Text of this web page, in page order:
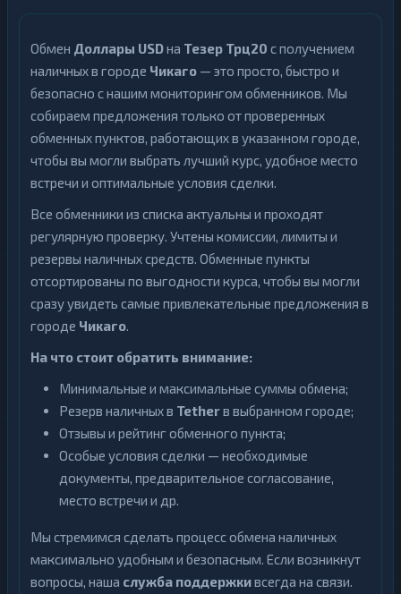
Обмен Доллары USDна Тезер Трц20 с получением
наличных в городе Чикаго — это просто, быстро и
безопасно с нашим мониторингом обменников. Мы
собираем предложения только от проверенных
обменных пунктов, работающих в указанном городе,
чтобы вы могли выбрать лучший курс, удобное место
встречи и оптимальные условия сделки.
Все обменники из списка актуальны и проходят
регулярную проверку. Учтены комиссии, лимиты и
резервы наличных средств. Обменные пункты
отсортированы по выгодности курса, чтобы вы могли
сразу увидеть самые привлекательные предложения в
городе Чикаго.
На что стоит обратить внимание:
Минимальные и максимальные суммы обмена;
Резерв наличных в Tetherв выбранном городе;
Отзывы и рейтинг обменного пункта;
Особые условия сделки — необходимые
документы, предварительное согласование,
место встречи и др.
Мы стремимся сделать процесс обмена наличных
максимально удобным и безопасным. Если возникнут
вопросы, наша служба поддержкивсегда на связи.